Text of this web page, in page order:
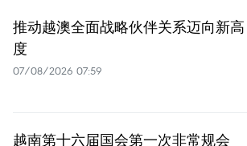
推动越澳全面战略伙伴关系迈向新高
度
07/08/2026 07:59
越南第十六届国会第一次非常规会